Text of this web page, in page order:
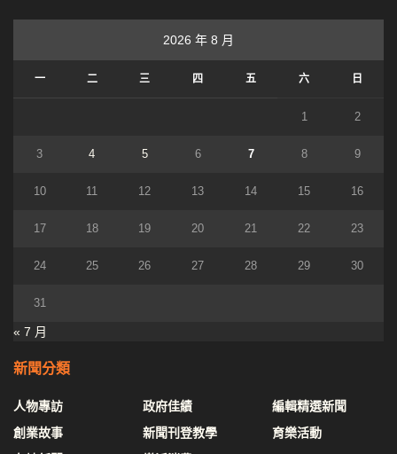
2026 年 8 月
一 二 三 四 五 六 日
1 2
3 4 5 6 7 8 9
10 11 12 13 14 15 16
17 18 19 20 21 22 23
24 25 26 27 28 29 30
31
« 7 月
新聞分類
人物專訪
創業故事
政府佳績
新聞刊登教學
編輯精選新聞
育樂活動